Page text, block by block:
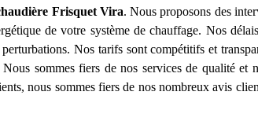
Frisquet Vira. Nous proposons des
de votre système de chauffage. Nos
Nos tarifs sont compétitifs et
Nous sommes fiers de nos services de qualité et
nous sommes fiers de nos nombreux avis